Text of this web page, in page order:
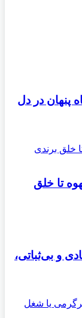
پنهان در دل
تا خلق
و بی‌ثباتی،